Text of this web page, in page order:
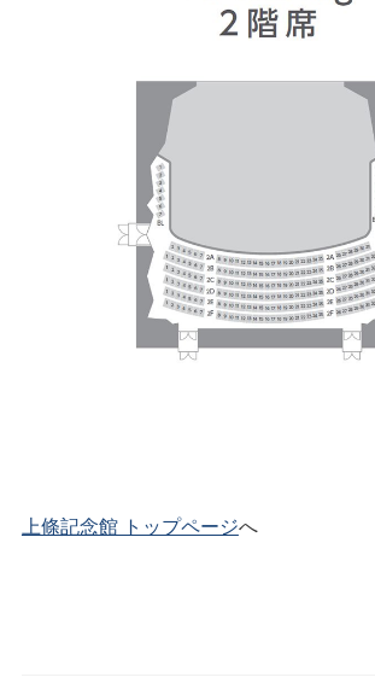
上條記念館 トップページへ